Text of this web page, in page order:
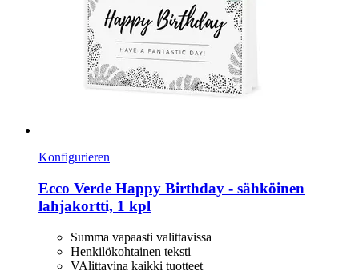
Konfigurieren
Ecco Verde Happy Birthday -​ sähköinen
lahjakortti, 1 kpl
Summa vapaasti valittavissa
Henkilökohtainen teksti
VAlittavina kaikki tuotteet